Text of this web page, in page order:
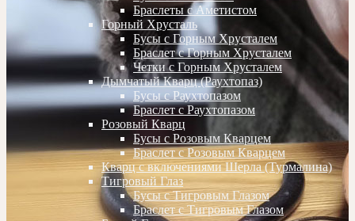
Браслеты с Аметистом
Горный Хрусталь
Бусы с Горным Хрусталем
Браслет с Горным Хрусталем
Четки с Горным Хрусталем
Дымчатый Кварц (Раухтопаз)
Бусы с Раухтопазом
Браслет с Раухтопазом
Розовый Кварц
Бусы с Розовым Кварцем
Браслет с Розовым Кварцем
Кварц с включениями Шерла (Турмалина)
Тигровый Глаз
Бусы с Тигровым Глазом
Браслет с Тигровым Глазом